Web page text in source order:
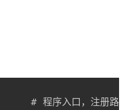
程序入口，注册路由